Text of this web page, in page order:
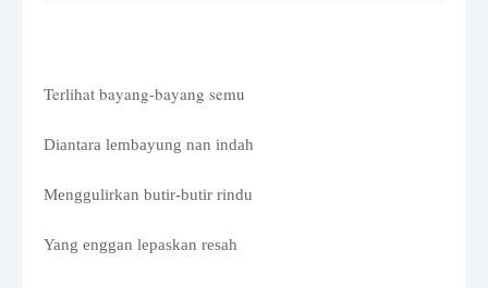
Terlihat bayang-bayang semu
Diantara lembayung nan indah
Menggulirkan butir-butir rindu
Yang enggan lepaskan resah